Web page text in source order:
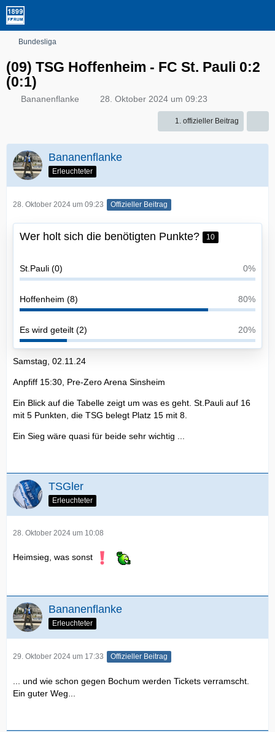
Bundesliga
(09) TSG Hoffenheim - FC St. Pauli 0:2
(0:1)
Bananenflanke 28. Oktober 2024 um 09:23
1. offizieller Beitrag
Bananenflanke
Erleuchteter
28. Oktober 2024 um 09:23 Offizieller Beitrag
Wer holt sich die benötigten Punkte? 10
St.Pauli (0) 0%
Hoffenheim (8) 80%
Es wird geteilt (2) 20%
Samstag, 02.11.24
Anpfiff 15:30, Pre-Zero Arena Sinsheim
Ein Blick auf die Tabelle zeigt um was es geht. St.Pauli auf 16
mit 5 Punkten, die TSG belegt Platz 15 mit 8.
Ein Sieg wäre quasi für beide sehr wichtig ...
TSGler
Erleuchteter
28. Oktober 2024 um 10:08
Heimsieg, was sonst
Bananenflanke
Erleuchteter
29. Oktober 2024 um 17:33 Offizieller Beitrag
... und wie schon gegen Bochum werden Tickets verramscht.
Ein guter Weg...